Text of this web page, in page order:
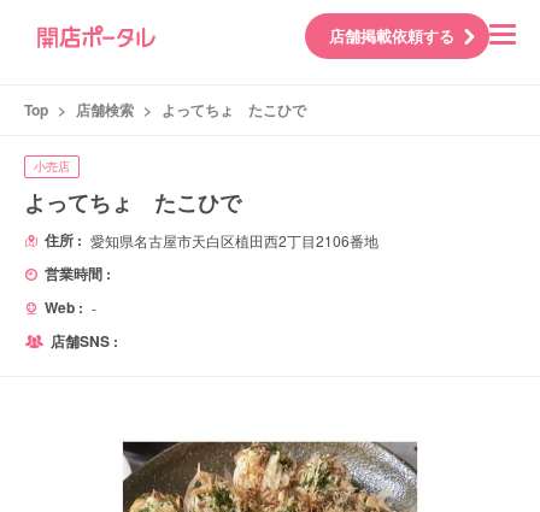
店舗掲載依頼する
Top > 店舗検索 > よってちょ たこひで
小売店
よってちょ たこひで
住所 : 愛知県名古屋市天白区植田西2丁目2106番地
営業時間 :
Web : -
店舗SNS :